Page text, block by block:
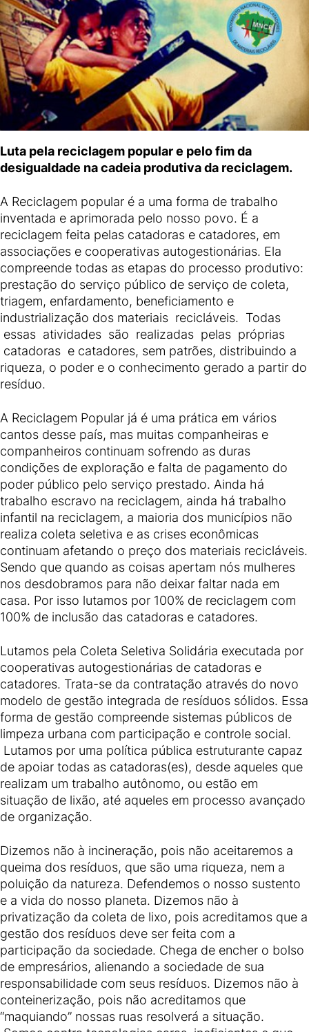
Luta pela reciclagem popular e pelo fim da
desigualdade na cadeia produtiva da reciclagem.
A Reciclagem popular é a uma forma de trabalho
inventada e aprimorada pelo nosso povo. É a
reciclagem feita pelas catadoras e catadores, em
associações e cooperativas autogestionárias. Ela
compreende todas as etapas do processo produtivo:
prestação do serviço público de serviço de coleta,
triagem, enfardamento, beneficiamento e
industrialização dos materiais recicláveis. Todas
essas atividades são realizadas pelas próprias
catadoras e catadores, sem patrões, distribuindo a
riqueza, o poder e o conhecimento gerado a partir do
resíduo.
A Reciclagem Popular já é uma prática em vários
cantos desse país, mas muitas companheiras e
companheiros continuam sofrendo as duras
condições de exploração e falta de pagamento do
poder público pelo serviço prestado. Ainda há
trabalho escravo na reciclagem, ainda há trabalho
infantil na reciclagem, a maioria dos municípios não
realiza coleta seletiva e as crises econômicas
continuam afetando o preço dos materiais recicláveis.
Sendo que quando as coisas apertam nós mulheres
nos desdobramos para não deixar faltar nada em
casa. Por isso lutamos por 100% de reciclagem com
100% de inclusão das catadoras e catadores.
Lutamos pela Coleta Seletiva Solidária executada por
cooperativas autogestionárias de catadoras e
catadores. Trata-se da contratação através do novo
modelo de gestão integrada de resíduos sólidos. Essa
forma de gestão compreende sistemas públicos de
limpeza urbana com participação e controle social.
Lutamos por uma política pública estruturante capaz
de apoiar todas as catadoras(es), desde aqueles que
realizam um trabalho autônomo, ou estão em
situação de lixão, até aqueles em processo avançado
de organização.
Dizemos não à incineração, pois não aceitaremos a
queima dos resíduos, que são uma riqueza, nem a
poluição da natureza. Defendemos o nosso sustento
e a vida do nosso planeta. Dizemos não à
privatização da coleta de lixo, pois acreditamos que a
gestão dos resíduos deve ser feita com a
participação da sociedade. Chega de encher o bolso
de empresários, alienando a sociedade de sua
responsabilidade com seus resíduos. Dizemos não à
conteinerização, pois não acreditamos que
“maquiando” nossas ruas resolverá a situação.